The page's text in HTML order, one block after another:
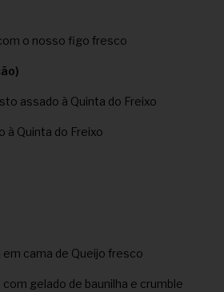
o nosso figo fresco
assado à Quinta do Freixo
à Quinta do Freixo
em cama de Queijo fresco
gelado de baunilha e crumble